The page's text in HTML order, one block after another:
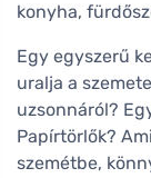
konyha,
Egy egyszerű
uralja a
uzsonnáról?
Papírtörlők?
szemétbe,